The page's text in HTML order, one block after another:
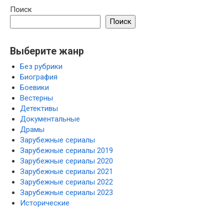
Поиск
Поиск
Выберите жанр
Без рубрики
Биография
Боевики
Вестерны
Детективы
Документальные
Драмы
Зарубежные сериалы
Зарубежные сериалы 2019
Зарубежные сериалы 2020
Зарубежные сериалы 2021
Зарубежные сериалы 2022
Зарубежные сериалы 2023
Исторические